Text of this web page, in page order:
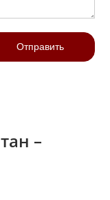
Отправить
–